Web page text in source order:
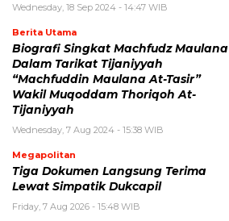
Wednesday, 18 Sep 2024 - 14:47 WIB
Berita Utama
Biografi Singkat Machfudz Maulana
Dalam Tarikat Tijaniyyah
“Machfuddin Maulana At-Tasir”
Wakil Muqoddam Thoriqoh At-
Tijaniyyah
Wednesday, 7 Aug 2024 - 15:38 WIB
Megapolitan
Tiga Dokumen Langsung Terima
Lewat Simpatik Dukcapil
Friday, 7 Aug 2026 - 15:48 WIB